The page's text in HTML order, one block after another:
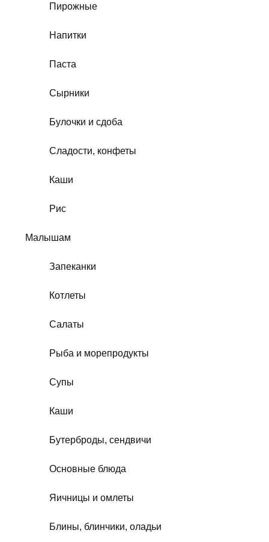
Пирожные
Напитки
Паста
Сырники
Булочки и сдоба
Сладости, конфеты
Каши
Рис
Малышам
Запеканки
Котлеты
Салаты
Рыба и морепродукты
Супы
Каши
Бутерброды, сендвичи
Основные блюда
Яичницы и омлеты
Блины, блинчики, оладьи